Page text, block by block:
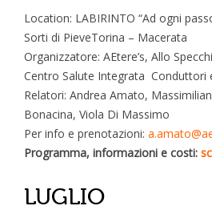
Location: LABIRINTO “Ad ogni
Sorti di PieveTorina – Macerata
Organizzatore: AEtere’s, Allo
Centro Salute Integrata Conduttori
Relatori: Andrea Amato,
Bonacina, Viola Di Massimo
Per info e prenotazioni:
Programma, informazioni e costi:
LUGLIO